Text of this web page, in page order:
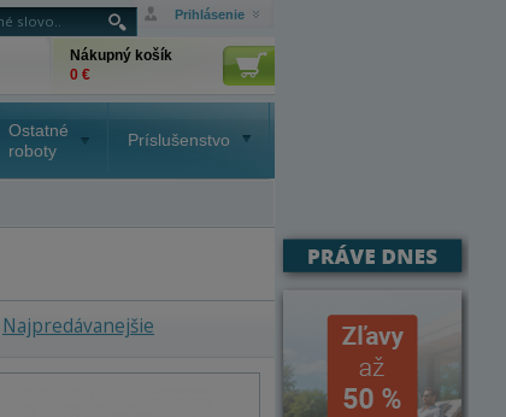
Prihlásenie
Nákupný košík
0 €
Ostatné
roboty
Príslušenstvo
Najpredávanejšie